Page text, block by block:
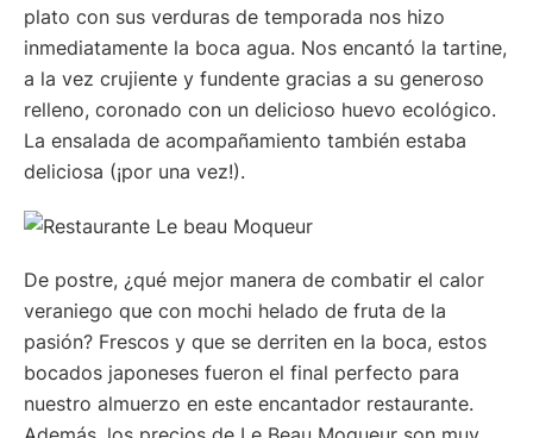
plato con sus verduras de temporada nos hizo
inmediatamente la boca agua. Nos encantó la tartine,
a la vez crujiente y fundente gracias a su generoso
relleno, coronado con un delicioso huevo ecológico.
La ensalada de acompañamiento también estaba
deliciosa (¡por una vez!).
De postre, ¿qué mejor manera de combatir el calor
veraniego que con mochi helado de fruta de la
pasión? Frescos y que se derriten en la boca, estos
bocados japoneses fueron el final perfecto para
nuestro almuerzo en este encantador restaurante.